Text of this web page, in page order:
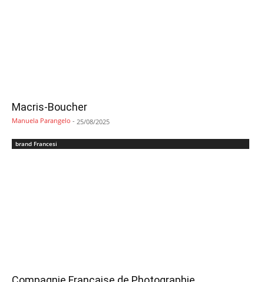
Macris-Boucher
Manuela Parangelo - 25/08/2025
brand Francesi